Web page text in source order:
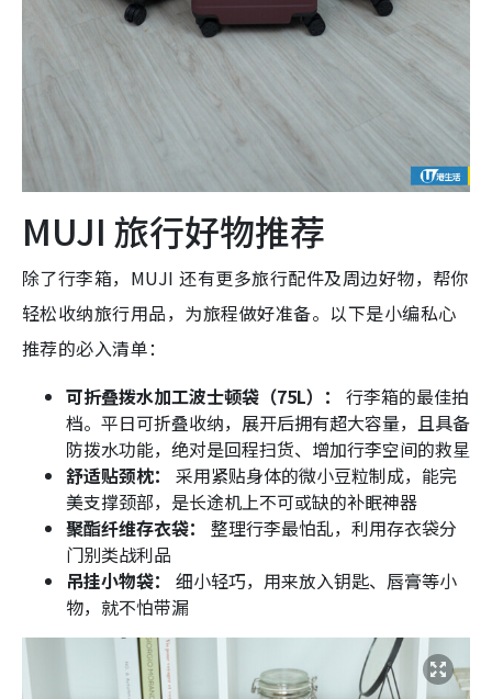
MUJI 旅行好物推荐
除了行李箱，MUJI 还有更多旅行配件及周边好物，帮你
轻松收纳旅行用品，为旅程做好准备。以下是小编私心
推荐的必入清单：
可折叠拨水加工波士顿袋（75L）：
行李箱的最佳拍
档。平日可折叠收纳，展开后拥有超大容量，且具备
防拨水功能，绝对是回程扫货、增加行李空间的救星
舒适贴颈枕：
采用紧贴身体的微小豆粒制成，能完
美支撑颈部，是长途机上不可或缺的补眠神器
聚酯纤维存衣袋：
整理行李最怕乱，利用存衣袋分
门别类战利品
吊挂小物袋：
细小轻巧，用来放入钥匙、唇膏等小
物，就不怕带漏